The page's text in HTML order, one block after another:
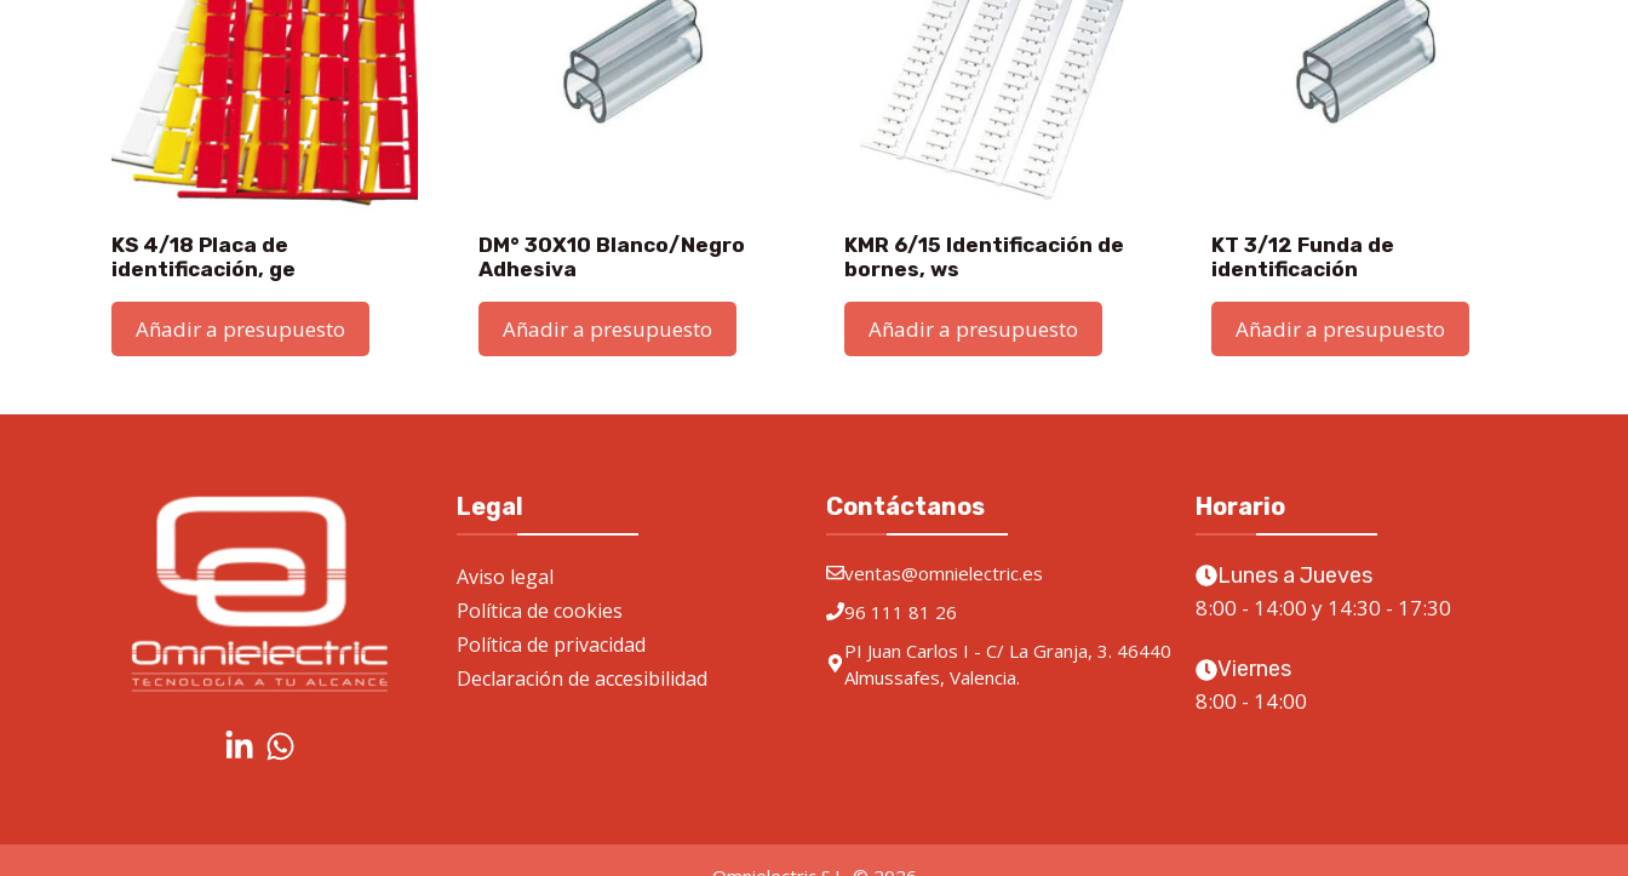
KS 4/18 Placa de
identificación, ge
Añadir a presupuesto
DM° 30X10 Blanco/Negro
Adhesiva
Añadir a presupuesto
KMR 6/15 Identificación de
bornes, ws
Añadir a presupuesto
KT 3/12 Funda de
identificación
Añadir a presupuesto
Legal
Aviso legal
Política de cookies
Política de privacidad
Declaración de accesibilidad
Contáctanos
ventas@omnielectric.es
96 111 81 26
PI Juan Carlos I - C/ La Granja, 3. 46440
Almussafes, Valencia.
Horario
Lunes a Jueves
8:00 - 14:00 y 14:30 - 17:30
Viernes
8:00 - 14:00